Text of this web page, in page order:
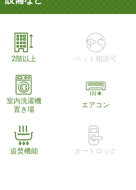
2階以上 ペット相談可
室内洗濯機
置き場
エアコン
追焚機能 オートロック